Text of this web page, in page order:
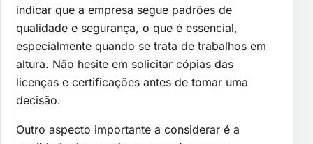
indicar que a empresa segue padrões de
qualidade e segurança, o que é essencial,
especialmente quando se trata de trabalhos em
altura. Não hesite em solicitar cópias das
licenças e certificações antes de tomar uma
decisão.
Outro aspecto importante a considerar é a